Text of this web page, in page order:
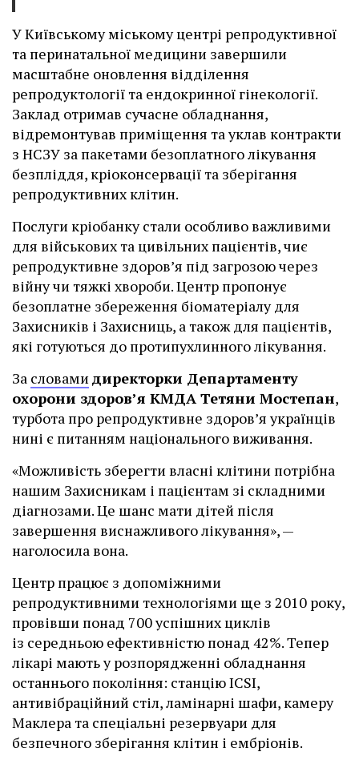
У Київському міському центрі репродуктивної
та перинатальної медицини завершили
масштабне оновлення відділення
репродуктології та ендокринної гінекології.
Заклад отримав сучасне обладнання,
відремонтував приміщення та уклав контракти
з НСЗУ за пакетами безоплатного лікування
безпліддя, кріоконсервації та зберігання
репродуктивних клітин.
Послуги кріобанку стали особливо важливими
для військових та цивільних пацієнтів, чиє
репродуктивне здоров’я під загрозою через
війну чи тяжкі хвороби. Центр пропонує
безоплатне збереження біоматеріалу для
Захисників і Захисниць, а також для пацієнтів,
які готуються до протипухлинного лікування.
За словамидиректорки Департаменту
охорони здоров’я КМДА Тетяни Мостепан,
турбота про репродуктивне здоров’я українців
нині є питанням національного виживання.
«Можливість зберегти власні клітини потрібна
нашим Захисникам і пацієнтам зі складними
діагнозами. Це шанс мати дітей після
завершення виснажливого лікування», —
наголосила вона.
Центр працює з допоміжними
репродуктивними технологіями ще з 2010 року,
провівши понад 700 успішних циклів
із середньою ефективністю понад 42%. Тепер
лікарі мають у розпорядженні обладнання
останнього покоління: станцію ІCSI,
антивібраційний стіл, ламінарні шафи, камеру
Маклера та спеціальні резервуари для
безпечного зберігання клітин і ембріонів.